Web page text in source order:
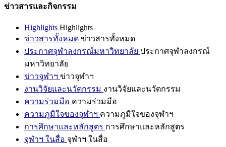
ข่าวสารและกิจกรรม
Highlights Highlights
ข่าวสารทั้งหมด ข่าวสารทั้งหมด
ประกาศจุฬาลงกรณ์มหาวิทยาลัย ประกาศจุฬาลงกรณ์
มหาวิทยาลัย
ข่าวจุฬาฯ ข่าวจุฬาฯ
งานวิจัยและนวัตกรรม งานวิจัยและนวัตกรรม
ความร่วมมือ ความร่วมมือ
ความภูมิใจของจุฬาฯ ความภูมิใจของจุฬาฯ
การศึกษาและหลักสูตร การศึกษาและหลักสูตร
จุฬาฯ ในสื่อ จุฬาฯ ในสื่อ